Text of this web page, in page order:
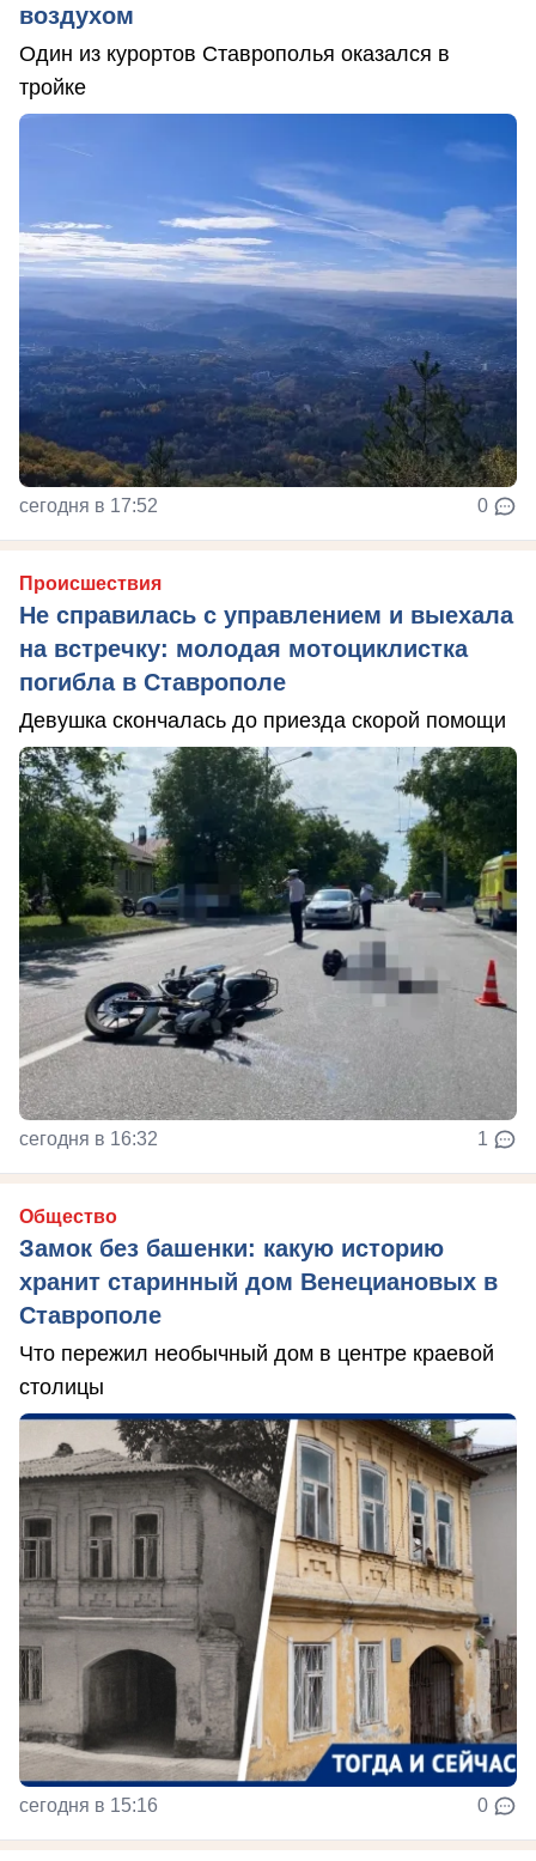
воздухом
Один из курортов Ставрополья оказался в
тройке
сегодня в 17:52 0
Происшествия
Не справилась с управлением и выехала
на встречку: молодая мотоциклистка
погибла в Ставрополе
Девушка скончалась до приезда скорой помощи
сегодня в 16:32 1
Общество
Замок без башенки: какую историю
хранит старинный дом Венециановых в
Ставрополе
Что пережил необычный дом в центре краевой
столицы
сегодня в 15:16 0